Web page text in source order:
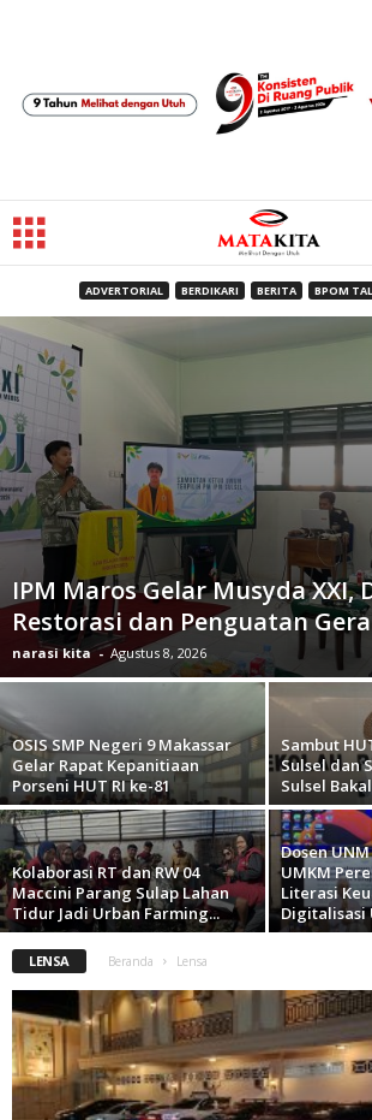
ADVERTORIAL BERDIKARI BERITA BPOM
IPM Maros Gelar Musyda XXI,
Restorasi dan Penguatan
narasi kita - Agustus 8, 2026
OSIS SMP Negeri 9 Makassar
Gelar Rapat Kepanitiaan
Porseni HUT RI ke-81
Sambut
Sulsel dan
Sulsel
Kolaborasi RT dan RW 04
Maccini Parang Sulap Lahan
Tidur Jadi Urban Farming...
Dosen
UMKM
Literasi
Digitalisasi
LENSA Beranda Lensa